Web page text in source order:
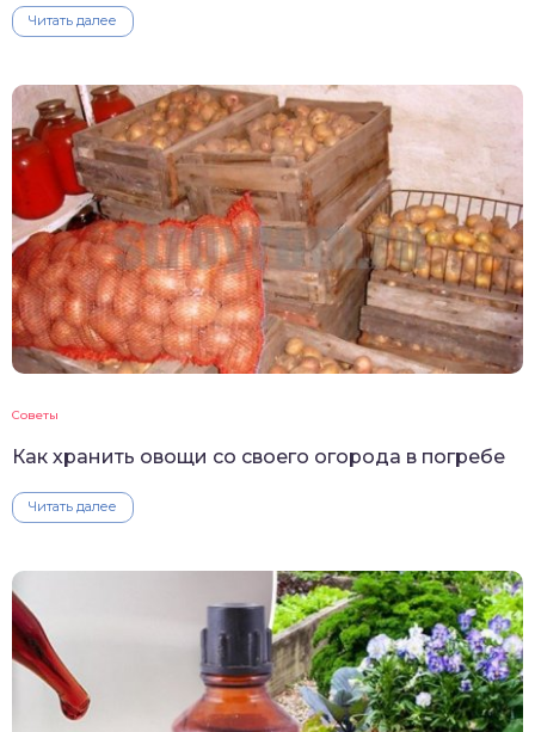
Читать далее
Советы
Как хранить овощи со своего огорода в погребе
Читать далее